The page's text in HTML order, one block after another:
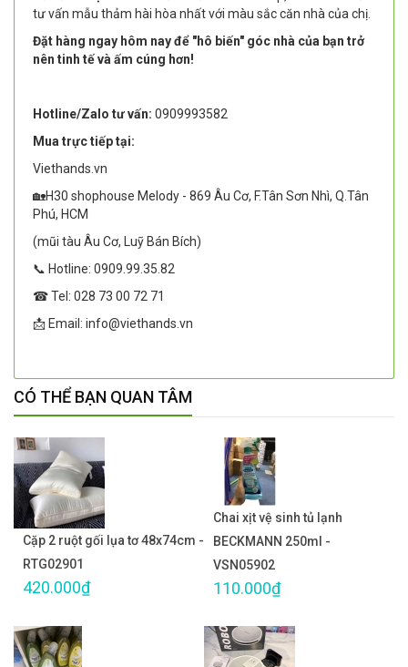
tư vấn mẫu thảm hài hòa nhất với màu sắc căn nhà của chị.
Đặt hàng ngay hôm nay để "hô biến" góc nhà của bạn trở
nên tinh tế và ấm cúng hơn!
Hotline/Zalo tư vấn: 0909993582
Mua trực tiếp tại:
Viethands.vn
🏡H30 shophouse Melody - 869 Âu Cơ, F.Tân Sơn Nhì, Q.Tân
Phú, HCM
(mũi tàu Âu Cơ, Luỹ Bán Bích)
📞 Hotline: 0909.99.35.82
☎ Tel: 028 73 00 72 71
📩 Email: info@viethands.vn
CÓ THỂ BẠN QUAN TÂM
Cặp 2 ruột gối lụa tơ 48x74cm -
RTG02901
420.000₫
Chai xịt vệ sinh tủ lạnh
BECKMANN 250ml -
VSN05902
110.000₫